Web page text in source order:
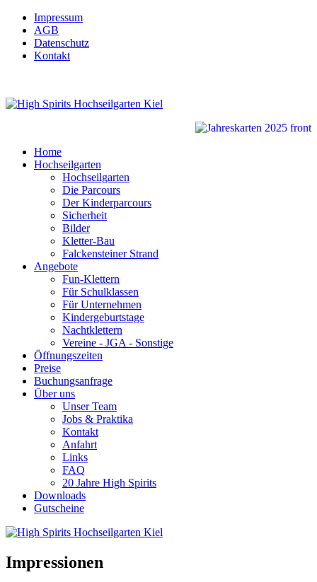
Impressum
AGB
Datenschutz
Kontakt
Home
Hochseilgarten
Hochseilgarten
Die Parcours
Der Kinderparcours
Sicherheit
Bilder
Kletter-Bau
Falckensteiner Strand
Angebote
Fun-Klettern
Für Schulklassen
Für Unternehmen
Kindergeburtstage
Nachtklettern
Vereine - JGA - Sonstige
Öffnungszeiten
Preise
Buchungsanfrage
Über uns
Unser Team
Jobs & Praktika
Kontakt
Anfahrt
Links
FAQ
20 Jahre High Spirits
Downloads
Gutscheine
Impressionen